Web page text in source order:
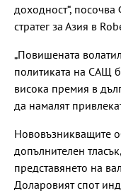
доходност“,
стратег за Азия в
„Повишената
политиката на САЩ
висока премия в
да намалят
Нововъзникващите
допълнителен
представянето на
Доларовият спот